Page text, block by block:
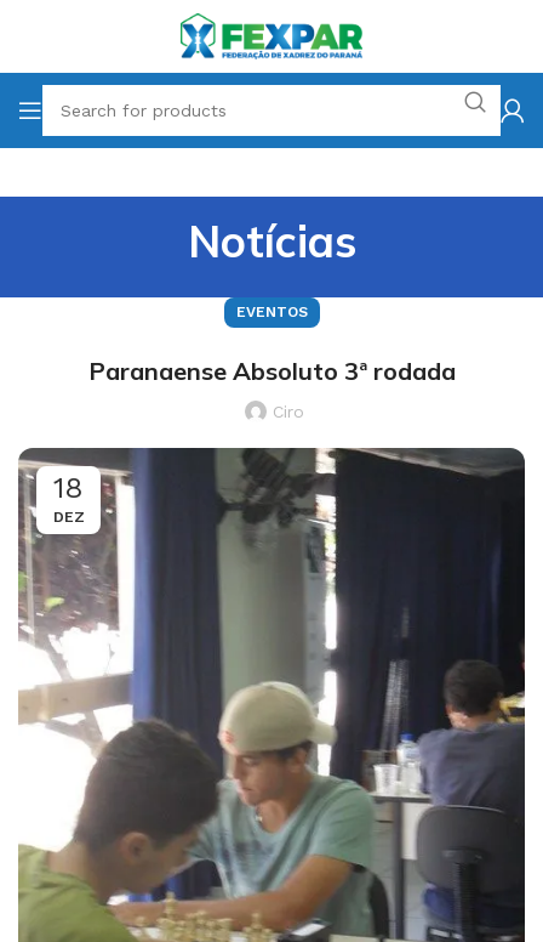
Notícias
EVENTOS
Paranaense Absoluto 3ª rodada
Ciro
18
DEZ